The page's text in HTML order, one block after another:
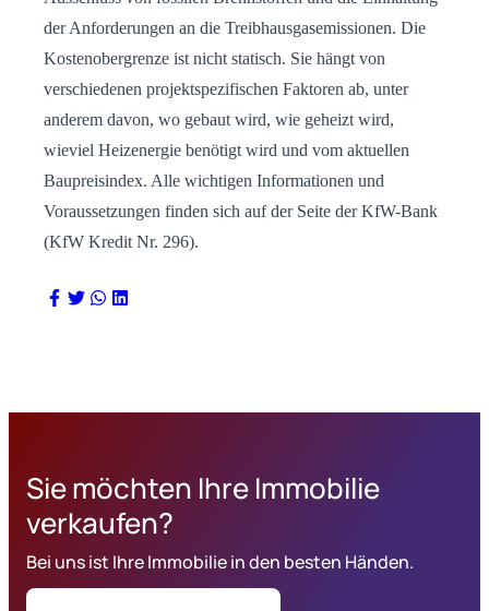
der Anforderungen an die Treibhausgasemissionen. Die
Kostenobergrenze ist nicht statisch. Sie hängt von
verschiedenen projektspezifischen Faktoren ab, unter
anderem davon, wo gebaut wird, wie geheizt wird,
wieviel Heizenergie benötigt wird und vom aktuellen
Baupreisindex. Alle wichtigen Informationen und
Voraussetzungen finden sich auf der Seite der KfW-Bank
(KfW Kredit Nr. 296).
Sie möchten Ihre Immobilie
verkaufen?
Bei uns ist Ihre Immobilie in den besten Händen.